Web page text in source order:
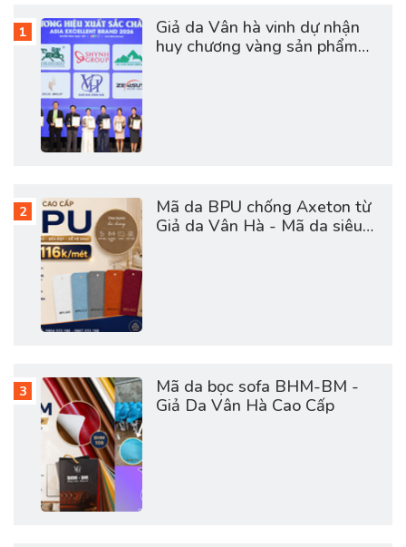
Giả da Vân hà vinh dự nhận
huy chương vàng sản phẩm
Mã da BPU chống Axeton từ
Giả da Vân Hà - Mã da siêu
Mã da bọc sofa BHM-BM -
Giả Da Vân Hà Cao Cấp